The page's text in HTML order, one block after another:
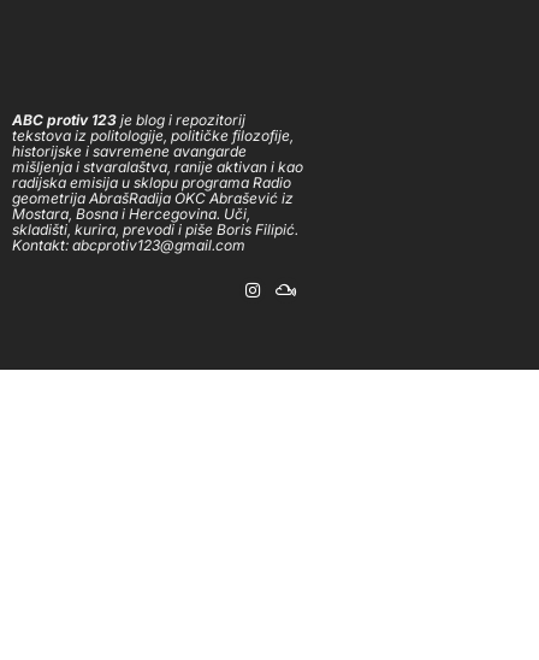
ABC protiv 123 je blog i repozitorij
tekstova iz politologije, političke filozofije,
historijske i savremene avangarde
mišljenja i stvaralaštva, ranije aktivan i kao
radijska emisija u sklopu programa Radio
geometrija AbrašRadija OKC Abrašević iz
Mostara, Bosna i Hercegovina. Uči,
skladišti, kurira, prevodi i piše Boris Filipić.
Kontakt: abcprotiv123@gmail.com